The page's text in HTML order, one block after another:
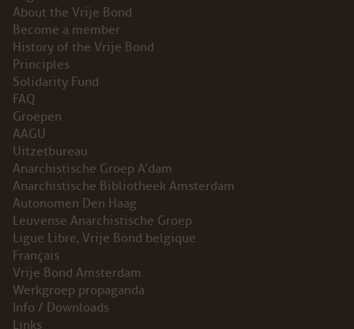
PRINCIPLES
BECOME A MEMBER
SOLIDARITY FUND
HISTORY OF THE VRIJE BOND
FREE ASSOCIATION
About the Vrije Bond
Become a member
History of the Vrije Bond
Principles
Solidarity Fund
FAQ
Groepen
AAGU
Uitzetbureau
Anarchistische Groep A’dam
Anarchistische Bibliotheek Amsterdam
Autonomen Den Haag
Leuvense Anarchistische Groep
Ligue Libre, Vrije Bond belgique
Français
Vrije Bond Amsterdam
Werkgroep propaganda
Info / Downloads
Links